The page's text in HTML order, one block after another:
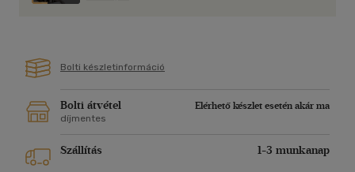
Bolti készletinformáció
Bolti átvétel
Elérhető készlet esetén akár ma
díjmentes
Szállítás 1-3 munkanap